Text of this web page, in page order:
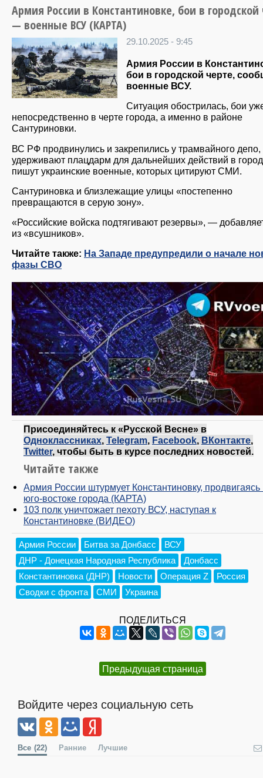
Армия России в Константиновке, бои в городской
— военные ВСУ (КАРТА)
29.10.2025 - 9:45
Армия России в
бои в городской черте,
военные ВСУ.
Ситуация обострилась, бои
непосредственно в черте города, а именно в районе
Сантуриновки.
ВС РФ продвинулись и закрепились у трамвайного депо,
удерживают плацдарм для дальнейших действий в
пишут украинские военные, которых цитируют СМИ.
Сантуриновка и близлежащие улицы «постепенно
превращаются в серую зону».
«Российские войска подтягивают резервы», —
из «всушников».
Читайте также: На Западе предупредили о начале
фазы СВО
Присоединяйтесь к «Русской Весне» в
Одноклассниках, Telegram, Facebook, ВКонтакте,
Twitter, чтобы быть в курсе последних новостей.
Читайте также
Армия России штурмует Константиновку, продвигаясь
юго-востоке города (КАРТА)
103 полк уничтожает пехоту ВСУ, наступая к
Константиновке (ВИДЕО)
Армия России Битва за Донбасс
ВСУ
ДНР - Донецкая Народная Республика
Донбасс
Константиновка (ДНР)
Новости Операция Z
Россия
Сводки с фронта
СМИ Украина
ПОДЕЛИТЬСЯ
Предыдущая страница
Войдите через социальную сеть
Все (22) Ранние Лучшие